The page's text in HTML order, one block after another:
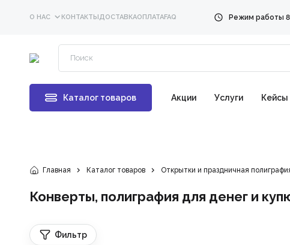
О НАС КОНТАКТЫДОСТАВКАОПЛАТАFAQ
Каталог товаров Акции Услуги Кейсы
Главная Каталог товаров Открытки и праздничная
Конверты, полиграфия для денег и
Фильтр